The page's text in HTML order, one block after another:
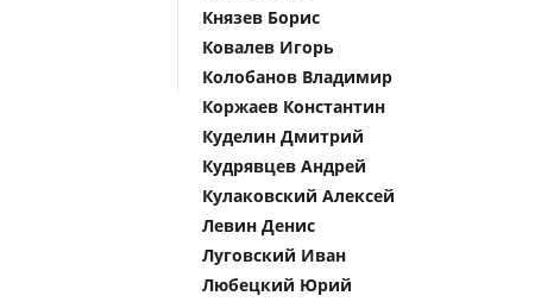
Князев Борис
Ковалев Игорь
Колобанов Владимир
Коржаев Константин
Куделин Дмитрий
Кудрявцев Андрей
Кулаковский Алексей
Левин Денис
Луговский Иван
Любецкий Юрий